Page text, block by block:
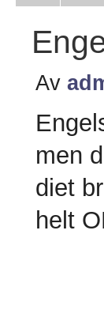
Av
men
diet
helt